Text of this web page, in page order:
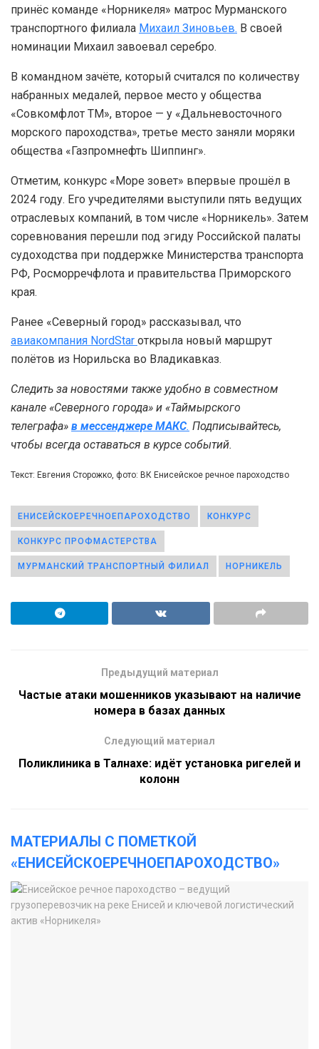
принёс команде «Норникеля» матрос Мурманского
транспортного филиала Михаил Зиновьев. В своей
номинации Михаил завоевал серебро.
В командном зачёте, который считался по количеству
набранных медалей, первое место у общества
«Совкомфлот ТМ», второе — у «Дальневосточного
морского пароходства», третье место заняли моряки
общества «Газпромнефть Шиппинг».
Отметим, конкурс «Море зовет» впервые прошёл в
2024 году. Его учредителями выступили пять ведущих
отраслевых компаний, в том числе «Норникель». Затем
соревнования перешли под эгиду Российской палаты
судоходства при поддержке Министерства транспорта
РФ, Росморречфлота и правительства Приморского
края.
Ранее «Северный город» рассказывал, что
авиакомпания NordStar открыла новый маршрут
полётов из Норильска во Владикавказ.
Следить за новостями также удобно в совместном
канале «Северного города» и «Таймырского
телеграфа» в мессенджере MAКС. Подписывайтесь,
чтобы всегда оставаться в курсе событий.
Текст: Евгения Сторожко, фото: ВК Енисейское речное пароходство
ЕНИСЕЙСКОЕРЕЧНОЕПАРОХОДСТВО КОНКУРС
КОНКУРС ПРОФМАСТЕРСТВА
МУРМАНСКИЙ ТРАНСПОРТНЫЙ ФИЛИАЛ НОРНИКЕЛЬ
Предыдущий материал
Частые атаки мошенников указывают на наличие
номера в базах данных
Следующий материал
Поликлиника в Талнахе: идёт установка ригелей и
колонн
МАТЕРИАЛЫ С ПОМЕТКОЙ
«ЕНИСЕЙСКОЕРЕЧНОЕПАРОХОДСТВО»